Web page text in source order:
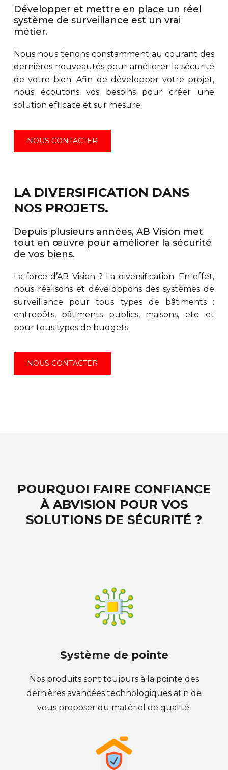
Développer et mettre en place un réel
système de surveillance est un vrai
métier.
Nous nous tenons constamment au courant des
dernières nouveautés pour améliorer la sécurité
de votre bien. Afin de développer votre projet,
nous écoutons vos besoins pour créer une
solution efficace et sur mesure.
NOUS CONTACTER
LA DIVERSIFICATION DANS
NOS PROJETS.
Depuis plusieurs années, AB Vision met
tout en œuvre pour améliorer la sécurité
de vos biens.
La force d’AB Vision ? La diversification. En effet,
nous réalisons et développons des systèmes de
surveillance pour tous types de bâtiments :
entrepôts, bâtiments publics, maisons, etc. et
pour tous types de budgets.
NOUS CONTACTER
POURQUOI FAIRE CONFIANCE
À ABVISION POUR VOS
SOLUTIONS DE SÉCURITÉ ?
Système de pointe
Nos produits sont toujours à la pointe des
dernières avancées technologiques afin de
vous proposer du matériel de qualité.